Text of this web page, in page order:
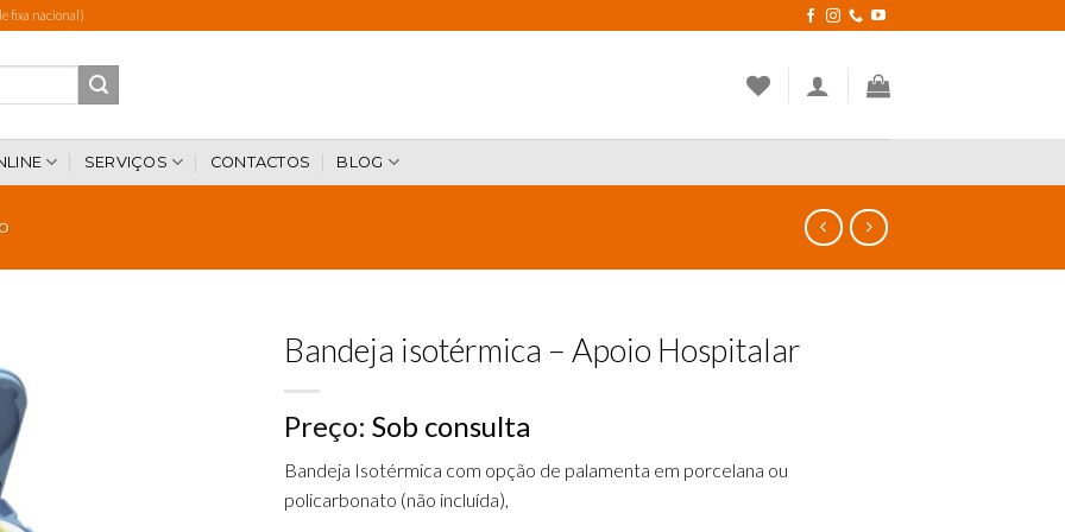
fixa nacional)
SERVIÇOS CONTACTOS BLOG
Bandeja isotérmica – Apoio Hospitalar
Preço: Sob consulta
Bandeja Isotérmica com opção de palamenta em porcelana ou
policarbonato (não incluída),